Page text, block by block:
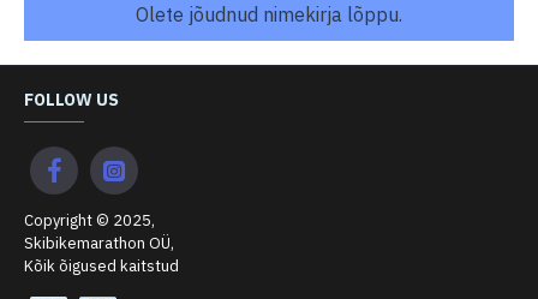
Olete jõudnud nimekirja lõppu.
FOLLOW US
Copyright © 2025,
Skibikemarathon OÜ,
Kõik õigused kaitstud